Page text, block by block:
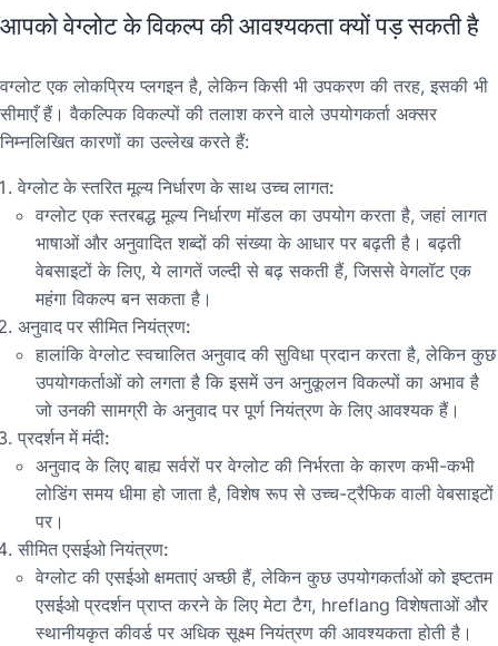
आपको वेग्लोट के विकल्प की आवश्यकता क्यों पड़ सकती है
वग्लोट एक लोकप्रिय प्लगइन है, लेकिन किसी भी उपकरण की तरह, इसकी भी
सीमाएँ हैं। वैकल्पिक विकल्पों की तलाश करने वाले उपयोगकर्ता अक्सर
निम्नलिखित कारणों का उल्लेख करते हैं:
वेग्लोट के स्तरित मूल्य निर्धारण के साथ उच्च लागत:
वग्लोट एक स्तरबद्ध मूल्य निर्धारण मॉडल का उपयोग करता है, जहां लागत
भाषाओं और अनुवादित शब्दों की संख्या के आधार पर बढ़ती है। बढ़ती
वेबसाइटों के लिए, ये लागतें जल्दी से बढ़ सकती हैं, जिससे वेगलॉट एक
महंगा विकल्प बन सकता है।
अनुवाद पर सीमित नियंत्रण:
हालांकि वेग्लोट स्वचालित अनुवाद की सुविधा प्रदान करता है, लेकिन कुछ
उपयोगकर्ताओं को लगता है कि इसमें उन अनुकूलन विकल्पों का अभाव है
जो उनकी सामग्री के अनुवाद पर पूर्ण नियंत्रण के लिए आवश्यक हैं।
प्रदर्शन में मंदी:
अनुवाद के लिए बाह्य सर्वरों पर वेग्लोट की निर्भरता के कारण कभी-कभी
लोडिंग समय धीमा हो जाता है, विशेष रूप से उच्च-ट्रैफिक वाली वेबसाइटों
पर।
सीमित एसईओ नियंत्रण:
वेग्लोट की एसईओ क्षमताएं अच्छी हैं, लेकिन कुछ उपयोगकर्ताओं को इष्टतम
एसईओ प्रदर्शन प्राप्त करने के लिए मेटा टैग, hreflang विशेषताओं और
स्थानीयकृत कीवर्ड पर अधिक सूक्ष्म नियंत्रण की आवश्यकता होती है।